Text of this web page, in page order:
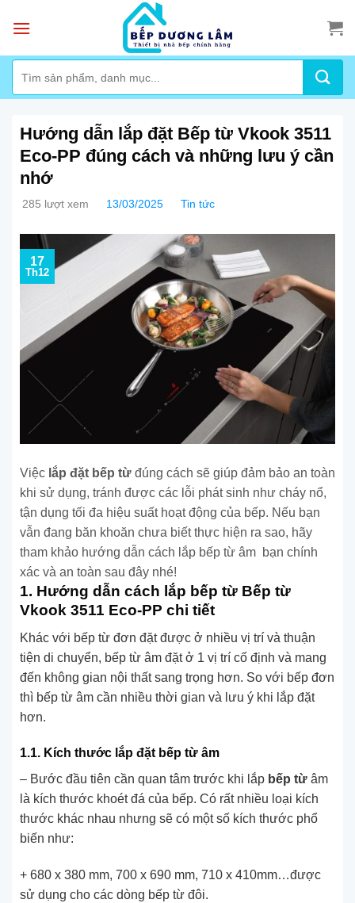
kiếm:
Hướng dẫn lắp đặt Bếp từ Vkook 3511
Eco-PP đúng cách và những lưu ý cần
nhớ
285 lượt xem 13/03/2025 Tin tức
17
Th12
Việc lắp đặt bếp từ đúng cách sẽ giúp đảm bảo an toàn
khi sử dụng, tránh được các lỗi phát sinh như cháy nổ,
tận dụng tối đa hiệu suất hoạt động của bếp. Nếu bạn
vẫn đang băn khoăn chưa biết thực hiện ra sao, hãy
tham khảo hướng dẫn cách lắp bếp từ âm bạn chính
xác và an toàn sau đây nhé!
1. Hướng dẫn cách lắp bếp từ Bếp từ
Vkook 3511 Eco-PP chi tiết
Khác với bếp từ đơn đặt được ở nhiều vị trí và thuận
tiện di chuyển, bếp từ âm đặt ở 1 vị trí cố định và mang
đến không gian nội thất sang trọng hơn. So với bếp đơn
thì bếp từ âm cần nhiều thời gian và lưu ý khi lắp đặt
hơn.
1.1. Kích thước lắp đặt bếp từ âm
– Bước đầu tiên cần quan tâm trước khi lắp bếp từ âm
là kích thước khoét đá của bếp. Có rất nhiều loại kích
thước khác nhau nhưng sẽ có một số kích thước phổ
biến như:
+ 680 x 380 mm, 700 x 690 mm, 710 x 410mm…được
sử dụng cho các dòng bếp từ đôi.